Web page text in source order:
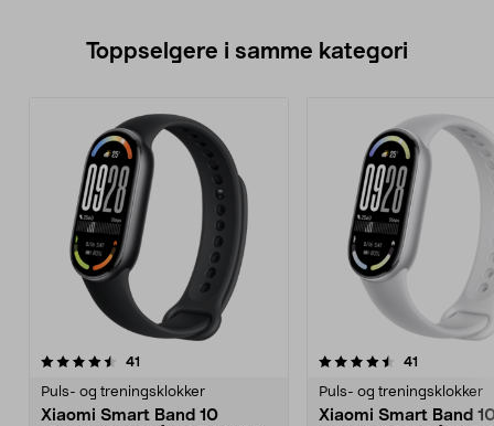
Toppselgere i samme kategori
41
Puls- og treningsklokker
Xiaomi Smart Band 10
4.5 av 5 stjerner 41
Puls- og treningsklokker
Xiaomi Smart Band
4.0 av 5 stjerner